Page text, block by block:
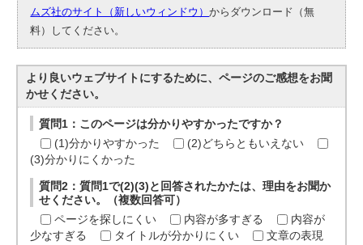
ムズ社のサイト（新しいウィンドウ）からダウンロード（無
料）してください。
より良いウェブサイトにするために、ページのご感想をお聞
かせください。
質問1：このページは分かりやすかったですか？
(1)分かりやすかった
(2)どちらともいえない
(3)分かりにくかった
質問2：質問1で(2)(3)と回答されたかたは、理由をお聞か
せください。（複数回答可）
ページを探しにくい
内容が多すぎる
内容が
少なすぎる
タイトルが分かりにくい
文章の表現